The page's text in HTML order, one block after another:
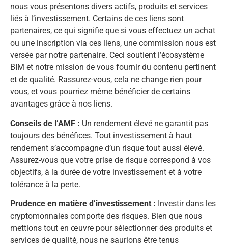
nous vous présentons divers actifs, produits et services
liés à l’investissement. Certains de ces liens sont
partenaires, ce qui signifie que si vous effectuez un achat
ou une inscription via ces liens, une commission nous est
versée par notre partenaire. Ceci soutient l’écosystème
BIM et notre mission de vous fournir du contenu pertinent
et de qualité. Rassurez-vous, cela ne change rien pour
vous, et vous pourriez même bénéficier de certains
avantages grâce à nos liens.
Conseils de l’AMF : Un rendement élevé ne garantit pas
toujours des bénéfices. Tout investissement à haut
rendement s’accompagne d’un risque tout aussi élevé.
Assurez-vous que votre prise de risque correspond à vos
objectifs, à la durée de votre investissement et à votre
tolérance à la perte.
Prudence en matière d’investissement : Investir dans les
cryptomonnaies comporte des risques. Bien que nous
mettions tout en œuvre pour sélectionner des produits et
services de qualité, nous ne saurions être tenus